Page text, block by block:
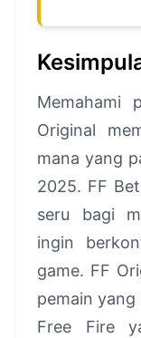
Memahami
Original
mana yang
2025. FF
seru bagi
ingin
game. FF
pemain
Free Fire